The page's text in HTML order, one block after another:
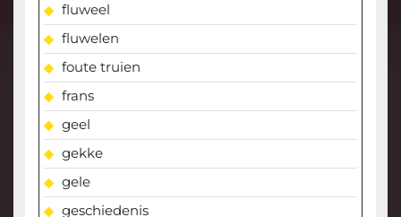
fluweel
fluwelen
foute truien
frans
geel
gekke
gele
geschiedenis